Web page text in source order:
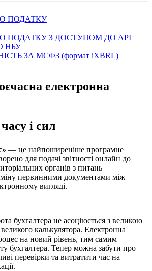
ПОДАТКУ
ПОДАТКУ З ДОСТУПОМ ДО АРІ
НБУ
ЗА МСФЗ (формат iXBRL)
електронна
і сил
— це найпоширеніше програмне
для подачі звітності онлайн до
органів з питань
первинними документами між
вигляді.
бухгалтера не асоціюється з великою
великого калькулятора. Електронна
на новий рівень, тим самим
бухгалтера. Тепер можна забути про
перевірки та витратити час на